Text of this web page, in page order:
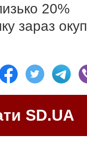
20%
зараз
SD.UA